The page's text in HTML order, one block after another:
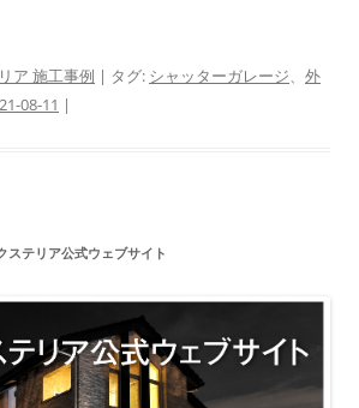
ア 施工事例 | タグ: シャッターガレージ、 外
08-11 |
ステリア公式ウェブサイト